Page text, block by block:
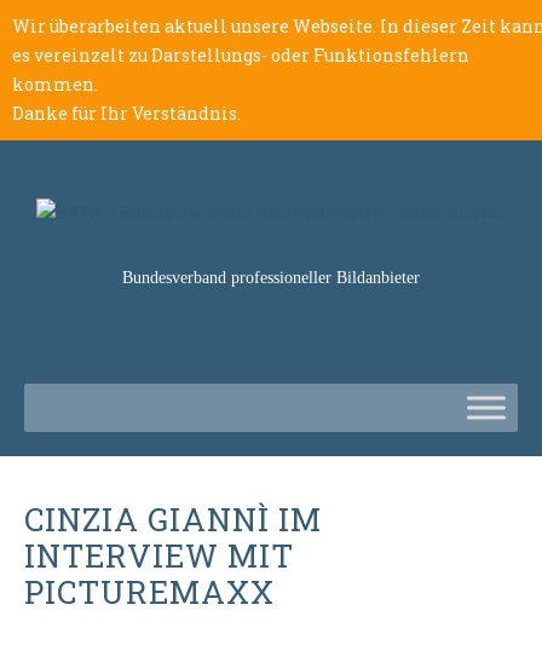
Wir überarbeiten aktuell unsere Webseite. In dieser Zeit
es vereinzelt zu Darstellungs- oder Funktionsfehlern
kommen.
Danke für Ihr Verständnis.
Bundesverband professioneller Bildanbieter
CINZIA GIANNÌ IM
INTERVIEW MIT
PICTUREMAXX